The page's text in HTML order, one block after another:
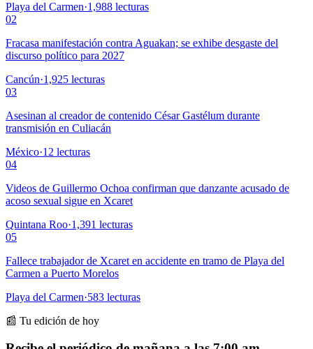
Playa del Carmen·1,988 lecturas
02
Fracasa manifestación contra Aguakan; se exhibe desgaste del
discurso político para 2027
Cancún·1,925 lecturas
03
Asesinan al creador de contenido César Gastélum durante
transmisión en Culiacán
México·12 lecturas
04
Videos de Guillermo Ochoa confirman que danzante acusado de
acoso sexual sigue en Xcaret
Quintana Roo·1,391 lecturas
05
Fallece trabajador de Xcaret en accidente en tramo de Playa del
Carmen a Puerto Morelos
Playa del Carmen·583 lecturas
📰 Tu edición de hoy